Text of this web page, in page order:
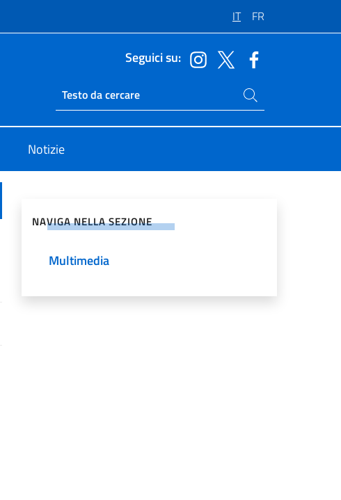
IT FR
Seguici su:
Ricerca sito live
Cerca nel sito
Notizie
NAVIGA NELLA SEZIONE
Multimedia